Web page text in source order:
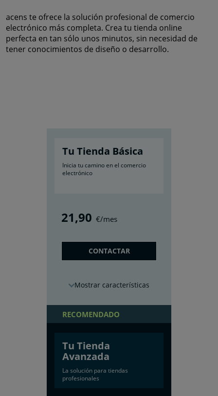
acens te ofrece la solución profesional de comercio
electrónico más completa. Crea tu tienda online
perfecta en tan sólo unos minutos, sin necesidad de
tener conocimientos de diseño o desarrollo.
Tu Tienda Básica
Inicia tu camino en el comercio
electrónico
21,90 €/mes
CONTACTAR
características
RECOMENDADO
Tu Tienda
Avanzada
La solución para tiendas
profesionales